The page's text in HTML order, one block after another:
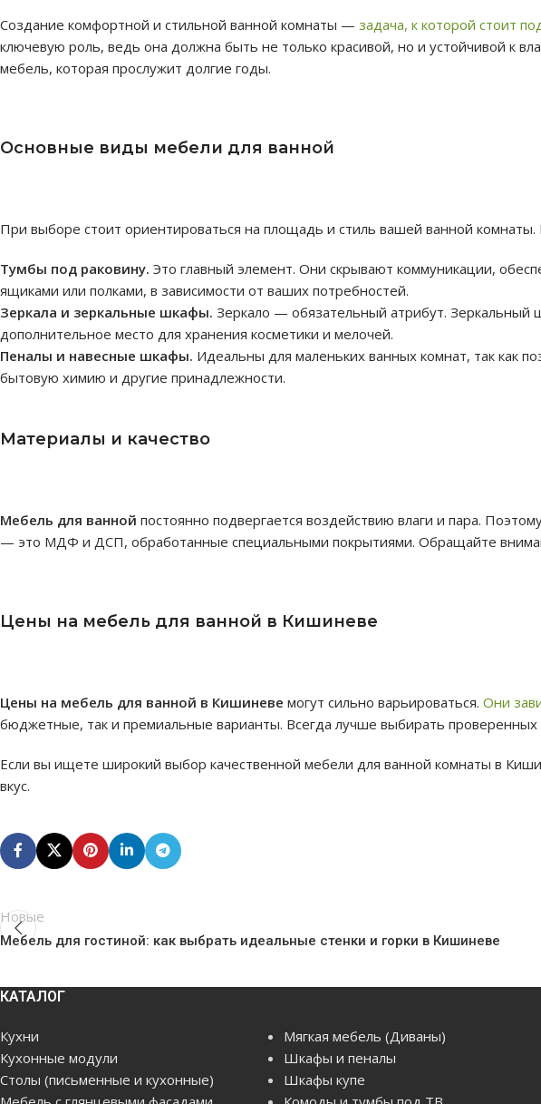
Создание комфортной и стильной ванной комнаты — задача, к которой стоит
ключевую роль, ведь она должна быть не только красивой, но и устойчивой к
мебель, которая прослужит долгие годы.
Основные виды мебели для ванной
При выборе стоит ориентироваться на площадь и стиль вашей ванной
Тумбы под раковину. Это главный элемент. Они скрывают коммуникации,
ящиками или полками, в зависимости от ваших потребностей.
Зеркала и зеркальные шкафы. Зеркало — обязательный атрибут.
дополнительное место для хранения косметики и мелочей.
Пеналы и навесные шкафы. Идеальны для маленьких ванных комнат, так как
бытовую химию и другие принадлежности.
Материалы и качество
Мебель для ванной постоянно подвергается воздействию влаги и пара.
— это МДФ и ДСП, обработанные специальными покрытиями. Обращайте
Цены на мебель для ванной в Кишиневе
Цены на мебель для ванной в Кишиневе могут сильно варьироваться. Они
бюджетные, так и премиальные варианты. Всегда лучше выбирать
Если вы ищете широкий выбор качественной мебели для ванной комнаты в
вкус.
Новые
Мебель для гостиной: как выбрать идеальные стенки и горки в Кишиневе
КАТАЛОГ
Кухни
Кухонные модули
Столы (письменные и кухонные)
Мягкая мебель (Диваны)
Шкафы и пеналы
Шкафы купе